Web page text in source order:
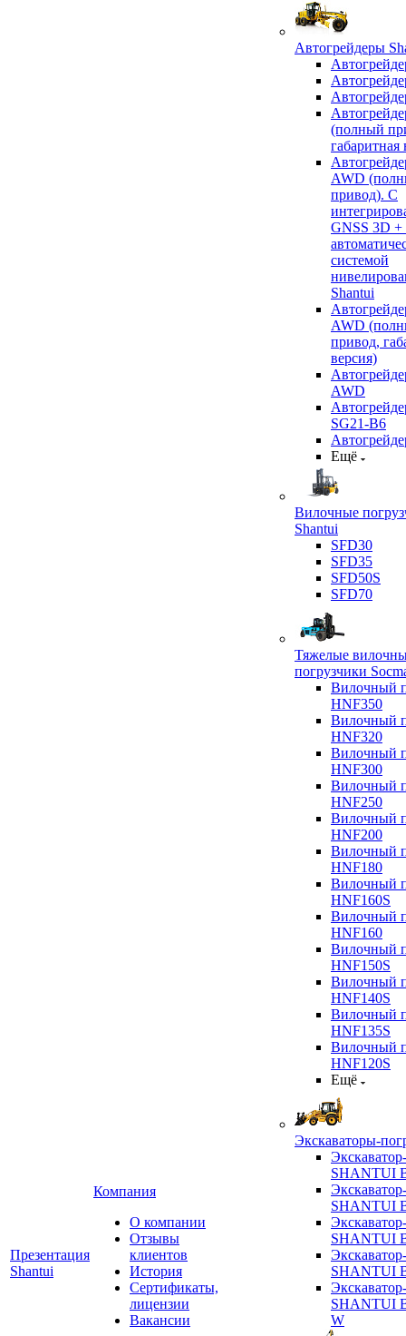
Презентация
Shantui
Компания
О компании
Отзывы
клиентов
История
Сертификаты,
лицензии
Вакансии
Автогрейдеры
(полный
габаритная
AWD
привод). С
GNSS 3D +
системой
Shantui
AWD
привод,
версия)
AWD
SG21-B6
Ещё
Вилочные
Shantui
SFD30
SFD35
SFD50S
SFD70
Тяжелые
погрузчики
Вилочный
HNF350
Вилочный
HNF320
Вилочный
HNF300
Вилочный
HNF250
Вилочный
HNF200
Вилочный
HNF180
Вилочный
HNF160S
Вилочный
HNF160
Вилочный
HNF150S
Вилочный
HNF140S
Вилочный
HNF135S
Вилочный
HNF120S
Ещё
Экскаваторы-
SHANTUI
SHANTUI
SHANTUI
SHANTUI
SHANTUI
W